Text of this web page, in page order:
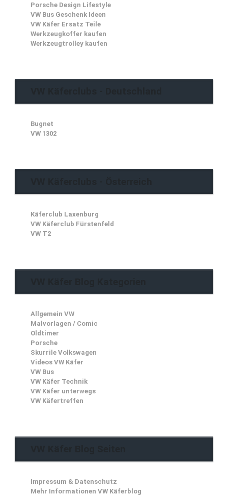
Porsche Design Lifestyle
VW Bus Geschenk Ideen
VW Käfer Ersatz Teile
Werkzeugkoffer kaufen
Werkzeugtrolley kaufen
Bugnet
VW 1302
Käferclub Laxenburg
VW Käferclub Fürstenfeld
VW T2
Allgemein VW
Malvorlagen / Comic
Oldtimer
Porsche
Skurrile Volkswagen
Videos VW Käfer
VW Bus
VW Käfer Technik
VW Käfer unterwegs
VW Käfertreffen
Impressum & Datenschutz
Mehr Informationen VW Käferblog